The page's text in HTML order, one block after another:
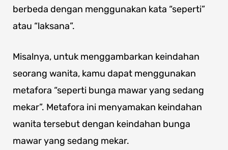
berbeda dengan menggunakan kata “seperti”
atau “laksana”.
Misalnya, untuk menggambarkan keindahan
seorang wanita, kamu dapat menggunakan
metafora “seperti bunga mawar yang sedang
mekar”. Metafora ini menyamakan keindahan
wanita tersebut dengan keindahan bunga
mawar yang sedang mekar.